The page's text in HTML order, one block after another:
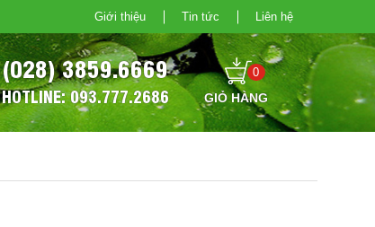
Giới thiệu Tin tức Liên hệ
0
(028) 3859.6669
HOTLINE: 093.777.2686